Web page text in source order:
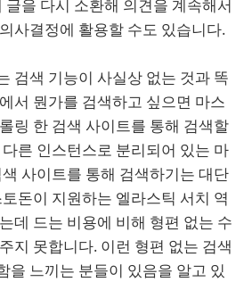
을 다시 소환해 의견을 계속해서
사결정에 활용할 수도 있습니다.
검색 기능이 사실상 없는 것과 똑
서 뭔가를 검색하고 싶으면 마스
링 한 검색 사이트를 통해 검색할
른 인스턴스로 분리되어 있는 마
사이트를 통해 검색하기는 대단
돈이 지원하는 엘라스틱 서치 역
데 드는 비용에 비해 형편 없는 수
지 못합니다. 이런 형편 없는 검색
을 느끼는 분들이 있음을 알고 있